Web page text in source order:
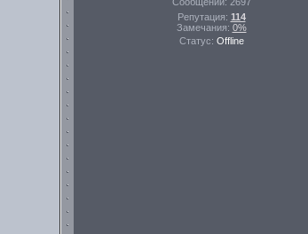
Репутация: 114
Замечания: 0%
Статус: Offline